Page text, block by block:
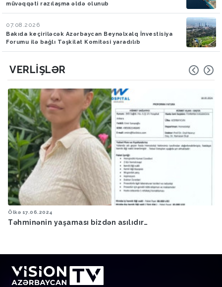
müvəqqəti razılaşma əldə olunub
07.08.2026
Bakıda keçiriləcək Azərbaycan Beynəlxalq İnvestisiya
Forumu ilə bağlı Təşkilat Komitəsi yaradılıb
VERLIŞLƏR
Ölkə 17.06.2024
Təhminənin yaşaması bizdən asılıdır…